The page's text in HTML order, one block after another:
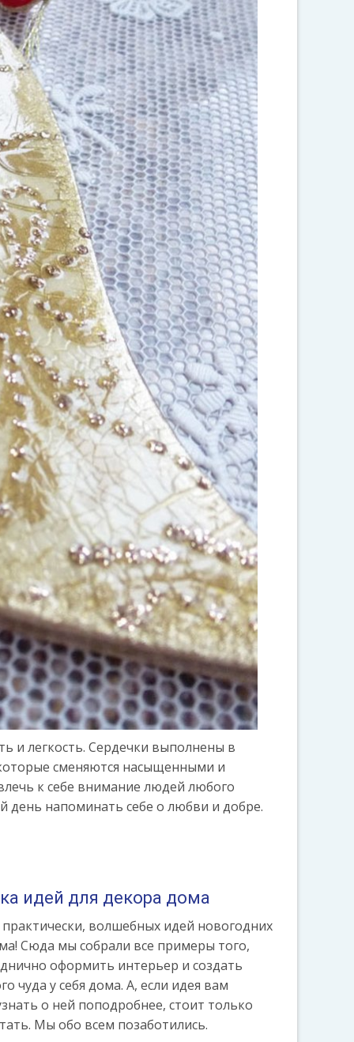
и легкость. Сердечки выполнены в
сменяются насыщенными и
к себе внимание людей любого
день напоминать себе о любви и добре.
идей для декора дома
волшебных идей новогодних
Сюда мы собрали все примеры того,
оформить интерьер и создать
чуда у себя дома. А, если идея вам
о ней поподробнее, стоит только
Мы обо всем позаботились.